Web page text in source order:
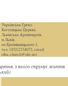
Українська Греко-
Католицька Церква.
Львівська Архиєпархія,
м.Львів,
пл.Кропивницького 1,
тел. (032)2334073, email:
olha-church@ukr.net
з якого струмує життя